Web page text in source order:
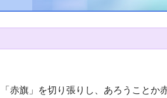
赤旗」を切り張りし、あろうことか